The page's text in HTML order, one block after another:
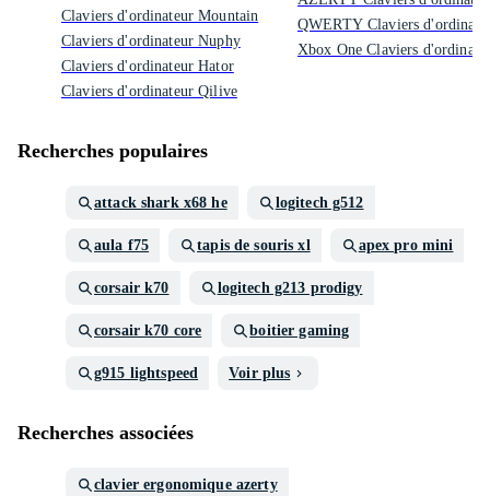
Claviers d'ordinateur Mountain
Claviers d'ordinateur Nuphy
Claviers d'ordinateur Hator
Claviers d'ordinateur Qilive
QWERTY Claviers
Xbox One Claviers
Recherches populaires
attack shark x68 he logitech g512
aula f75 tapis de souris xl apex pro mini
corsair k70 logitech g213 prodigy
corsair k70 core boitier gaming
g915 lightspeed Voir plus
Recherches associées
clavier ergonomique azerty